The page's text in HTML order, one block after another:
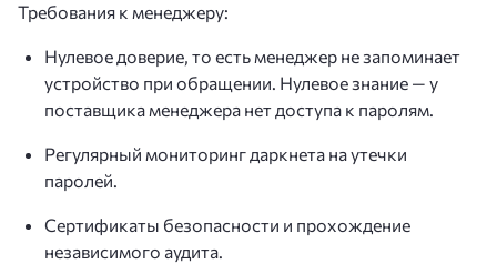
Требования к менеджеру:
Нулевое доверие, то есть менеджер не запоминает
устройство при обращении. Нулевое знание — у
поставщика менеджера нет доступа к паролям.
Регулярный мониторинг даркнета на утечки
паролей.
Сертификаты безопасности и прохождение
независимого аудита.